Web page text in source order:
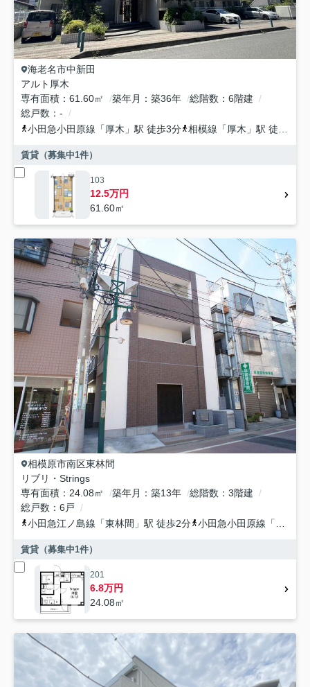
海老名市中新田
アルト厚木
専有面積
61.60㎡ 築年月 築36年 総階数
6階建
総戸数
-
小田急小田原線 「厚木 」駅 徒歩3分 相模線 「厚木 」駅 徒歩5分
賃貸（募集中1件）
103
12.5万円
61.60㎡
相模原市南区東林間
リブリ・Strings
専有面積
24.08㎡ 築年月 築13年 総階数
3階建
総戸数
6戸
小田急江ノ島線 「東林間 」駅 徒歩2分 小田急小田原線 「
賃貸（募集中1件）
201
6.8万円
24.08㎡